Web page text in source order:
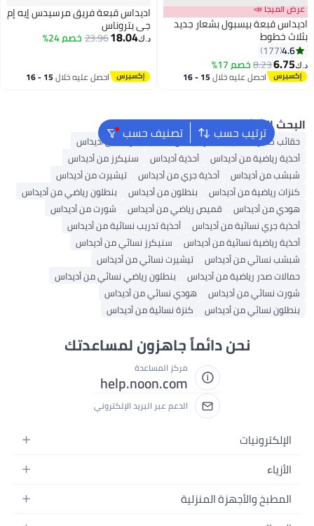
📣
قبعة بيسبول بشعار جديد
177
8.23خصم 17%
احصل عليه خلال 15 - 16
اديداس قبعة فريق مرسيدس إيه إم
جي بتروناس
18.04
23.96 خصم 24%
احصل عليه خلال 15 - 16
ترتيب حسب تصنيف حسب الشائع
ظهر حقيبة ظهر أديداس
أحذية تدريب من أديداس
رياضية من أديداس
أحذية أديداس
سنيكرز من أديداس
من أديداس
أحذية جري من أديداس
تيشيرت من أديداس
رياضية من أديداس
بنطلون من أديداس
بنطلون رياضي من أديداس
من أديداس
قميص رياضي من أديداس
شورت من أديداس
جري نسائية من أديداس
أحذية تدريب نسائية من أديداس
رياضية نسائية من أديداس
سنيكرز نسائي من أديداس
نسائي من أديداس
تيشيرت نسائي من أديداس
صدر رياضية من أديداس
بنطلون رياضي نسائي من أديداس
نسائي من أديداس
هودي نسائي من أديداس
نسائي من أديداس
كنزة نسائية من أديداس
نحن دائماً جاهزون لمساعدتك
مركز المساعدة
help.noon.com
الدعم عبر البريد الإلكتروني
نسائية
والأجهزة المنزلية